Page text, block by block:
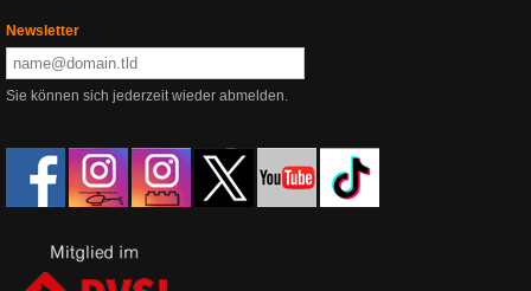
Newsletter
Sie können sich jederzeit wieder abmelden.